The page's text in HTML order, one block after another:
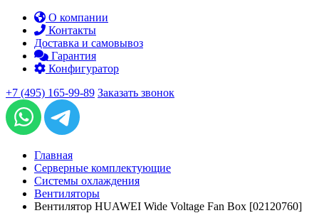
О компании
Контакты
Доставка и самовывоз
Гарантия
Конфигуратор
+7 (495) 165-99-89 Заказать звонок
Главная
Серверные комплектующие
Системы охлаждения
Вентиляторы
Вентилятор HUAWEI Wide Voltage Fan Box [02120760]